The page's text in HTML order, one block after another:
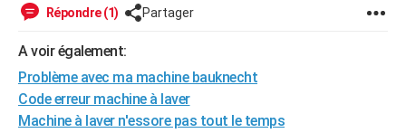
WEEK-END
LIFESTYLE
Art de vivre
Bien-être
Loisirs
Mode
Modes de vie
SANTE
Alimentation
Guide de la santé
Maladies
Médicaments
Sommeil
VOYAGE
Répondre (1) Partager
A voir également:
Problème avec ma machine bauknecht
Code erreur machine à laver
Machine à laver n'essore pas tout le temps